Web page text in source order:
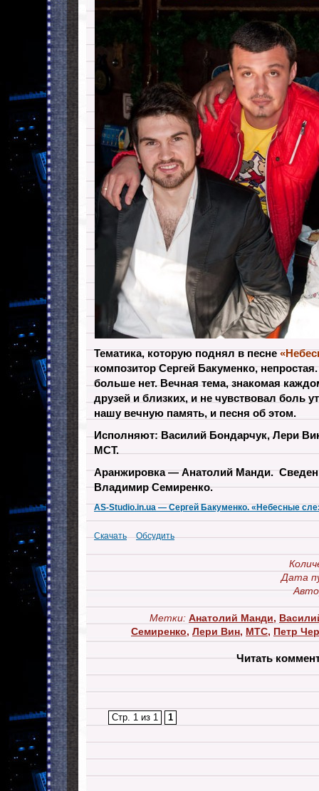
Тематика, которую поднял в песне
композитор Сергей Бакуменко,
больше нет. Вечная тема, знакомая
друзей и близких, и не чувствовал боль
нашу вечную память, и песня об этом.
Исполняют: Василий Бондарчук, Лери
МСТ.
Аранжировка — Анатолий Манди.
Владимир Семиренко.
AS-Studio.in.ua — Сергей Бакуменко. «Небесные
Скачать Обсудить
Дата
Метки: Анатолий Манди,
Семиренко, Лери Вин, МТС, Петр
Читать
Стр. 1 из 1 1